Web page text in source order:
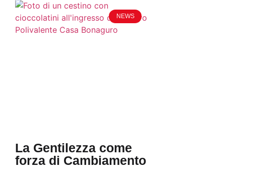
NEWS
La Gentilezza come
forza di Cambiamento